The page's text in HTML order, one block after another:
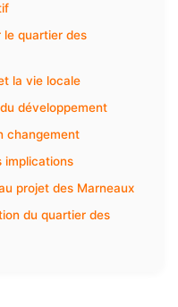
quartier des
la vie locale
développement
changement
implications
projet des Marneaux
du quartier des